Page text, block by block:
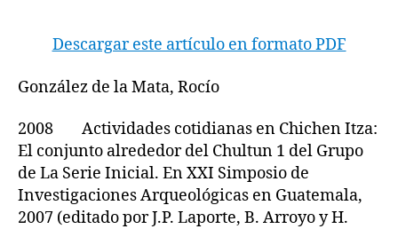
Descargar este artículo en formato PDF
González de la Mata, Rocío
2008 Actividades cotidianas en Chichen Itza:
El conjunto alrededor del Chultun 1 del Grupo
de La Serie Inicial. En XXI Simposio de
Investigaciones Arqueológicas en Guatemala,
2007 (editado por J.P. Laporte, B. Arroyo y H.